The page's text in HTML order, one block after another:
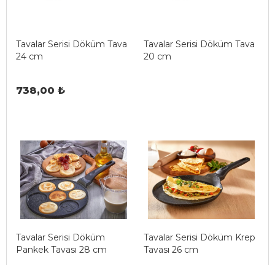
Tavalar Serisi Döküm Tava
24 cm
738,00 ₺
Tavalar Serisi Döküm Tava
20 cm
Tavalar Serisi Döküm
Pankek Tavası 28 cm
Tavalar Serisi Döküm Krep
Tavası 26 cm